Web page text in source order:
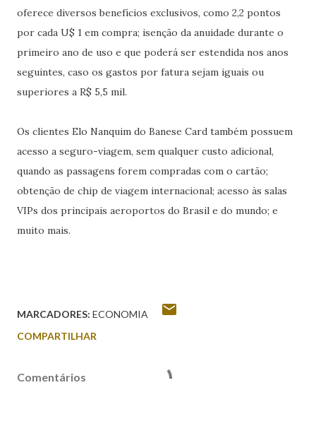
oferece diversos benefícios exclusivos, como 2,2 pontos
por cada U$ 1 em compra; isenção da anuidade durante o
primeiro ano de uso e que poderá ser estendida nos anos
seguintes, caso os gastos por fatura sejam iguais ou
superiores a R$ 5,5 mil.
Os clientes Elo Nanquim do Banese Card também possuem
acesso a seguro-viagem, sem qualquer custo adicional,
quando as passagens forem compradas com o cartão;
obtenção de chip de viagem internacional; acesso às salas
VIPs dos principais aeroportos do Brasil e do mundo; e
muito mais.
MARCADORES: ECONOMIA
COMPARTILHAR
Comentários